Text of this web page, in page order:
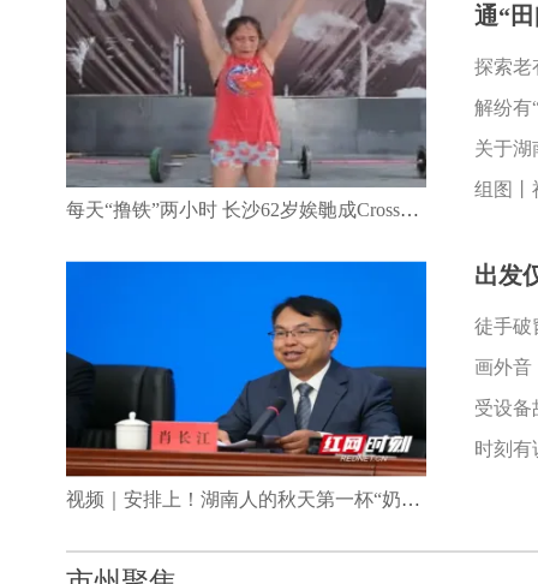
每天“撸铁”两小时 长沙62岁娭毑成CrossFit达人
通“
解纷有
视频｜安排上！湖南人的秋天第一杯“奶茶”来了
出发
徒手破
画外音
受设备
时刻有